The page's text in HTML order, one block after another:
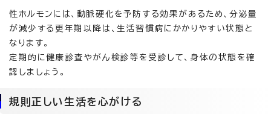
性ホルモンには、動脈硬化を予防する効果があるため、分泌量
が減少する更年期以降は、生活習慣病にかかりやすい状態と
なります。
定期的に健康診査やがん検診等を受診して、身体の状態を確
認しましょう。
規則正しい生活を心がける